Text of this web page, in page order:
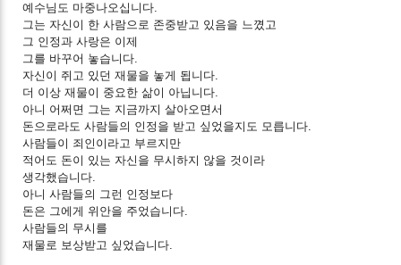
예수님도 마중나오십니다.
그는 자신이 한 사람으로 존중받고 있음을 느꼈고
그 인정과 사랑은 이제
그를 바꾸어 놓습니다.
자신이 쥐고 있던 재물을 놓게 됩니다.
더 이상 재물이 중요한 삶이 아닙니다.
아니 어쩌면 그는 지금까지 살아오면서
돈으로라도 사람들의 인정을 받고 싶었을지도 모릅니다.
사람들이 죄인이라고 부르지만
적어도 돈이 있는 자신을 무시하지 않을 것이라
생각했습니다.
아니 사람들의 그런 인정보다
돈은 그에게 위안을 주었습니다.
사람들의 무시를
재물로 보상받고 싶었습니다.